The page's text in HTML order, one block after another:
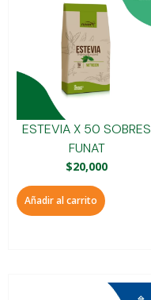
ESTEVIA X 50 SOBRES
FUNAT
$20,000
Añadir al carrito